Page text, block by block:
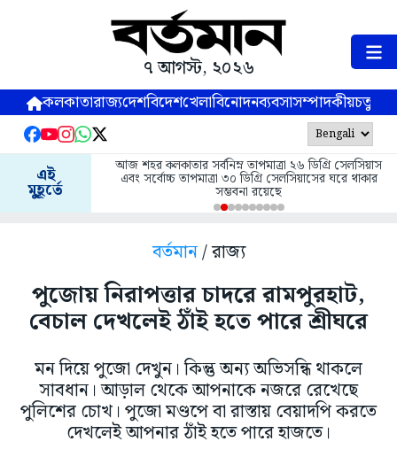
৭ আগস্ট, ২০২৬
কলকাতারাজ্যদেশবিদেশখেলাবিনোদনব্যবসাসম্পাদকীয়
এই
মুহূর্তে
আজ শহর কলকাতার সর্বনিম্ন তাপমাত্রা ২৬ ডিগ্রি সেলসিয়াস
এবং সর্বোচ্চ তাপমাত্রা ৩০ ডিগ্রি সেলসিয়াসের ঘরে থাকার
সম্ভবনা রয়েছে
বর্তমান/ রাজ্য
পুজোয় নিরাপত্তার চাদরে রামপুরহাট,
বেচাল দেখলেই ঠাঁই হতে পারে শ্রীঘরে
মন দিয়ে পুজো দেখুন। কিন্তু অন্য অভিসন্ধি থাকলে
সাবধান। আড়াল থেকে আপনাকে নজরে রেখেছে
পুলিশের চোখ। পুজো মণ্ডপে বা রাস্তায় বেয়াদপি করতে
দেখলেই আপনার ঠাঁই হতে পারে হাজতে।